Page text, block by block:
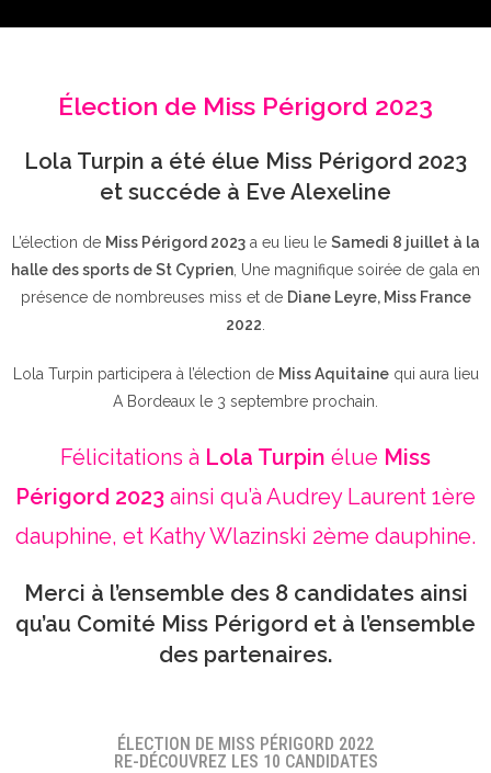
Élection de Miss Périgord 2023
Lola Turpin a été élue Miss Périgord 2023
et succéde à Eve Alexeline
L’élection de Miss Périgord 2023a eu lieu le Samedi 8 juillet à la
halle des sports de St Cyprien , Une magnifique soirée de gala en
présence de nombreuses miss et de Diane Leyre, Miss France
2022
Lola Turpin participera à l’élection de Miss Aquitainequi aura lieu
A Bordeaux le 3 septembre prochain.
Félicitations à Lola Turpin élue Miss
Périgord 2023 ainsi qu’à Audrey Laurent 1ère
dauphine, et Kathy Wlazinski 2ème dauphine.
Merci à l’ensemble des 8 candidates ainsi
qu’au Comité Miss Périgord et à l’ensemble
des partenaires.
ÉLECTION DE MISS PÉRIGORD 2022
RE-DÉCOUVREZ LES 10 CANDIDATES